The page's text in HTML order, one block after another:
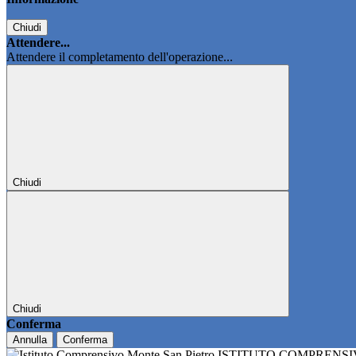
Chiudi
Attendere...
Attendere il completamento dell'operazione...
Chiudi
Chiudi
Conferma
Annulla Conferma